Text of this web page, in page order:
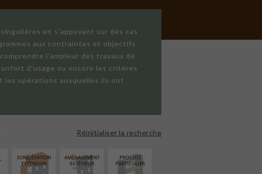
en s'appuyant sur des cas
aux contraintes et objectifs
l'ampleur des travaux de
d'usage ou encore les critères
les opérations auxquelles ils ont
Réinitialiser la recherche
SURÉLÉVATION
EXTENSION
AMÉNAGEMENT
EXTÉRIEUR
PROCÉDÉ
PARTICULIER